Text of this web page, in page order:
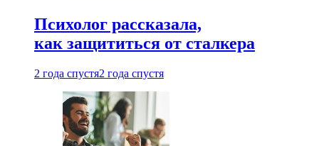
Психолог рассказала,
как защититься от сталкера
2 года спустя2 года спустя